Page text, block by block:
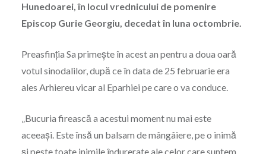
Hunedoarei, în locul vrednicului de pomenire
Episcop Gurie Georgiu, decedat în luna octombrie.
Preasfinția Sa primește în acest an pentru a doua oară
votul sinodalilor, după ce în data de 25 februarie era
ales Arhiereu vicar al Eparhiei pe care o va conduce.
„Bucuria firească a acestui moment nu mai este
aceeași. Este însă un balsam de mângâiere, pe o inimă
și peste toate inimile îndurerate ale celor care suntem